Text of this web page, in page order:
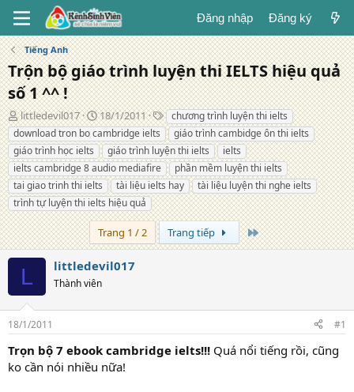
Đăng nhập Đăng ký
Tiếng Anh
Trộn bộ giáo trình luyện thi IELTS hiệu quả
số 1 ^^ !
T
á
c
g
i
ả
littledevil017
N
g
à
y
đ
ă
n
g
18/1/2011
T
ừ
k
h
ó
a
chương trình luyện thi ielts
download tron bo cambridge ielts
giáo trình cambidge ôn thi ielts
giáo trình học ielts
giáo trình luyện thi ielts
ielts
ielts cambridge 8 audio mediafire
phần mềm luyện thi ielts
tai giao trinh thi ielts
tài liệu ielts hay
tài liệu luyện thi nghe ielts
trình tự luyện thi ielts hiệu quả
Trang 1 / 2 Trang tiếp Trang cuối
L littledevil017
Thành viên
18/1/2011 #1
Trọn bộ 7 ebook cambridge ielts!!! Quá nổi tiếng rồi, cũng
ko cần nói nhiều nữa!